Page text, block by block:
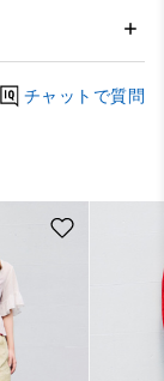
チャットで質問